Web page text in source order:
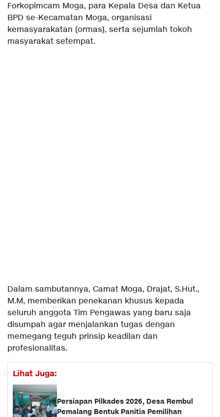
Forkopimcam Moga, para Kepala Desa dan Ketua
BPD se-Kecamatan Moga, organisasi
kemasyarakatan (ormas), serta sejumlah tokoh
masyarakat setempat.
Dalam sambutannya, Camat Moga, Drajat, S.Hut.,
M.M, memberikan penekanan khusus kepada
seluruh anggota Tim Pengawas yang baru saja
disumpah agar menjalankan tugas dengan
memegang teguh prinsip keadilan dan
profesionalitas.
Lihat Juga:
Persiapan Pilkades 2026, Desa Rembul
Pemalang Bentuk Panitia Pemilihan